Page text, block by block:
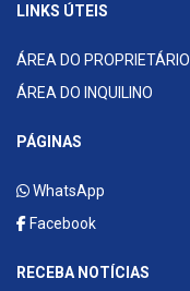
LINKS ÚTEIS
ÁREA DO PROPRIETÁRIO
ÁREA DO INQUILINO
PÁGINAS
WhatsApp
Facebook
RECEBA NOTÍCIAS